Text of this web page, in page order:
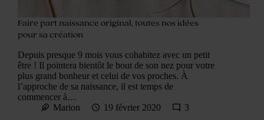
Faire part naissance original, toutes nos idées
pour sa création
Depuis presque 9 mois vous cohabitez avec un petit
être ! Il pointera bientôt le bout de son nez pour votre
plus grand bonheur et celui de vos proches. À
l’approche de sa naissance, il est temps de
commencer à…
Marion
19 février 2020 3